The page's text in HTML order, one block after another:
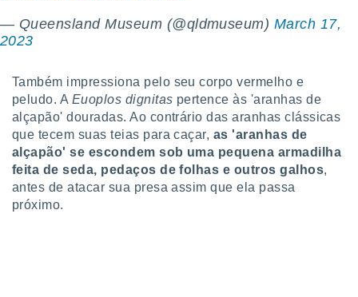
de
ao
através
nós e
— Queensland Museum (@qldmuseum) March 17,
2023
Também impressiona pelo seu corpo vermelho e
peludo. A Euoplos dignitas pertence às 'aranhas de
alçapão' douradas. Ao contrário das aranhas clássicas
que tecem suas teias para caçar, as 'aranhas de
alçapão' se escondem sob uma pequena armadilha
feita de seda, pedaços de folhas e outros galhos,
antes de atacar sua presa assim que ela passa
próximo.